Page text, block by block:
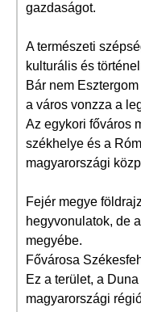
gazdaságot.
A természeti
kulturális és
Bár nem
a város vonzza a
Az egykori főváros
székhelye és a
magyarországi
Fejér megye
hegyvonulatok, de
megyébe.
Fővárosa
Ez a terület, a
magyarországi